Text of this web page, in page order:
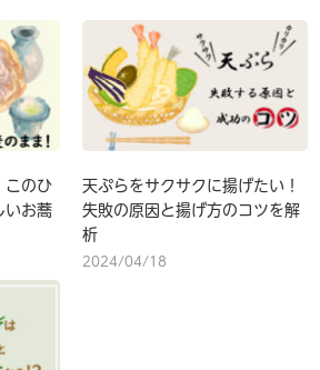
このひ
いお蕎
天ぷらをサクサクに揚げたい！
失敗の原因と揚げ方のコツを解
析
2024/04/18